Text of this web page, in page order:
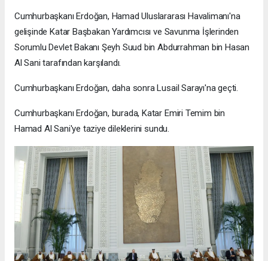
Cumhurbaşkanı Erdoğan, Hamad Uluslararası Havalimanı'na
gelişinde Katar Başbakan Yardımcısı ve Savunma İşlerinden
Sorumlu Devlet Bakanı Şeyh Suud bin Abdurrahman bin Hasan
Al Sani tarafından karşılandı.
Cumhurbaşkanı Erdoğan, daha sonra Lusail Sarayı'na geçti.
Cumhurbaşkanı Erdoğan, burada, Katar Emiri Temim bin
Hamad Al Sani'ye taziye dileklerini sundu.